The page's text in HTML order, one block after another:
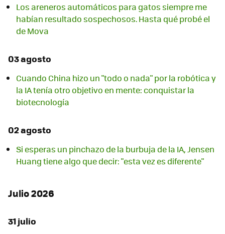
Los areneros automáticos para gatos siempre me
habían resultado sospechosos. Hasta qué probé el
de Mova
03 agosto
Cuando China hizo un "todo o nada" por la robótica y
la IA tenía otro objetivo en mente: conquistar la
biotecnología
02 agosto
Si esperas un pinchazo de la burbuja de la IA, Jensen
Huang tiene algo que decir: "esta vez es diferente"
Julio 2026
31 julio